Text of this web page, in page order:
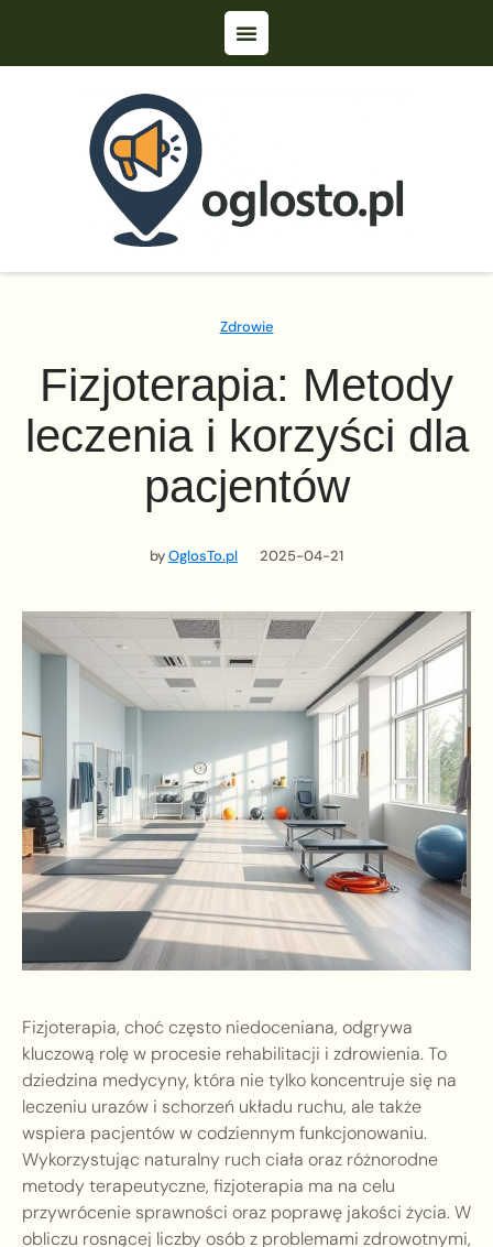
Zdrowie
Fizjoterapia: Metody
leczenia i korzyści dla
pacjentów
byOglosTo.pl 2025-04-21
Fizjoterapia, choć często niedoceniana, odgrywa
kluczową rolę w procesie rehabilitacji i zdrowienia. To
dziedzina medycyny, która nie tylko koncentruje się na
leczeniu urazów i schorzeń układu ruchu, ale także
wspiera pacjentów w codziennym funkcjonowaniu.
Wykorzystując naturalny ruch ciała oraz różnorodne
metody terapeutyczne, fizjoterapia ma na celu
przywrócenie sprawności oraz poprawę jakości życia. W
obliczu rosnącej liczby osób z problemami zdrowotnymi,